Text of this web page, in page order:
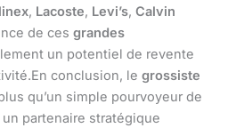
, Lacoste, Levi’s, Calvin
de ces grandes
un potentiel de revente
conclusion, le grossiste
qu’un simple pourvoyeur de
partenaire stratégique